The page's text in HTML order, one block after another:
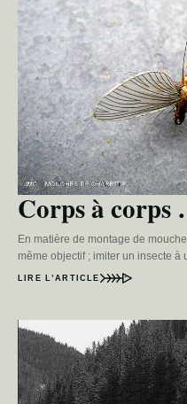
Corps à corps
En matière de montage de
même objectif ; imiter un insecte à
LIRE L’ARTICLE